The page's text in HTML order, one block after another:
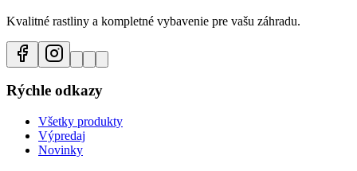
Kvalitné rastliny a kompletné vybavenie pre vašu záhradu.
Rýchle odkazy
Všetky produkty
Výpredaj
Novinky